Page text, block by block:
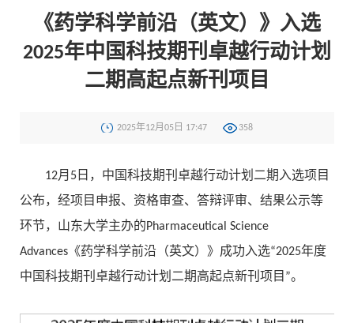
《药学科学前沿（英文）》入选
2025年中国科技期刊卓越行动计划
二期高起点新刊项目
2025年12月05日 17:47 358
12月5日，中国科技期刊卓越行动计划二期入选项目
公布，经项目申报、资格审查、答辩评审、结果公示等
环节，山东大学主办的Pharmaceutical Science
Advances《药学科学前沿（英文）》成功入选“2025年度
中国科技期刊卓越行动计划二期高起点新刊项目”。